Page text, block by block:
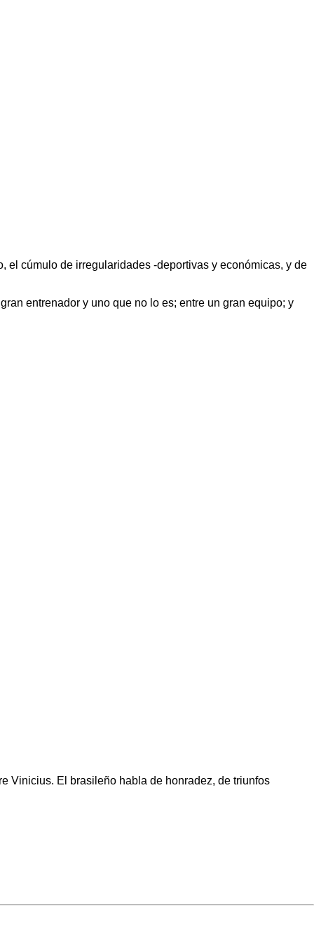
el cúmulo de irregularidades -deportivas y económicas, y de
entrenador y uno que no lo es; entre un gran equipo; y
Vinicius. El brasileño habla de honradez, de triunfos